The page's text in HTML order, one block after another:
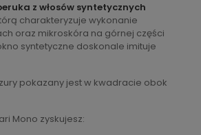
z włosów syntetycznych
charakteryzuje wykonanie
oraz mikroskóra na górnej części
syntetyczne doskonale imituje
pokazany jest w kwadracie obok
Mono zyskujesz: